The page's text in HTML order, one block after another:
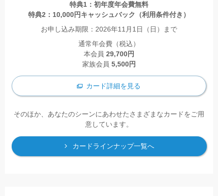
特典1：初年度年会費無料
特典2：10,000円キャッシュバック（利用条件付き）
お申し込み期限：2026年11月1日（日）まで
通常年会費（税込）
本会員 29,700円
家族会員 5,500円
カード詳細を見る
そのほか、あなたのシーンにあわせたさまざまなカードをご用
意しています。
カードラインナップ一覧へ